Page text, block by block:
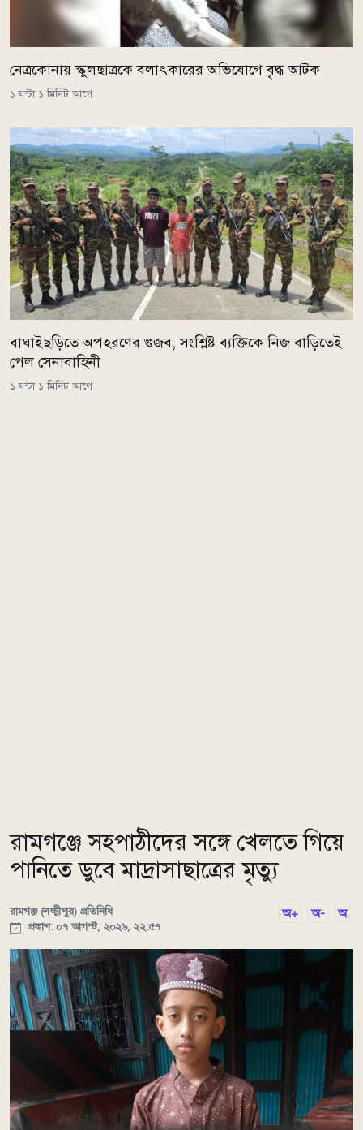
নেত্রকোনায় স্কুলছাত্রকে বলাৎকারের অভিযোগে বৃদ্ধ আটক
১ ঘন্টা ১ মিনিট আগে
বাঘাইছড়িতে অপহরণের গুজব, সংশ্লিষ্ট ব্যক্তিকে নিজ বাড়িতেই
পেল সেনাবাহিনী
১ ঘন্টা ১ মিনিট আগে
রামগঞ্জে সহপাঠীদের সঙ্গে খেলতে গিয়ে
পানিতে ডুবে মাদ্রাসাছাত্রের মৃত্যু
রামগঞ্জ (লক্ষ্মীপুর) প্রতিনিধি
প্রকাশ: ০৭ আগস্ট, ২০২৬, ২২:৫৭
অ+ অ- অ